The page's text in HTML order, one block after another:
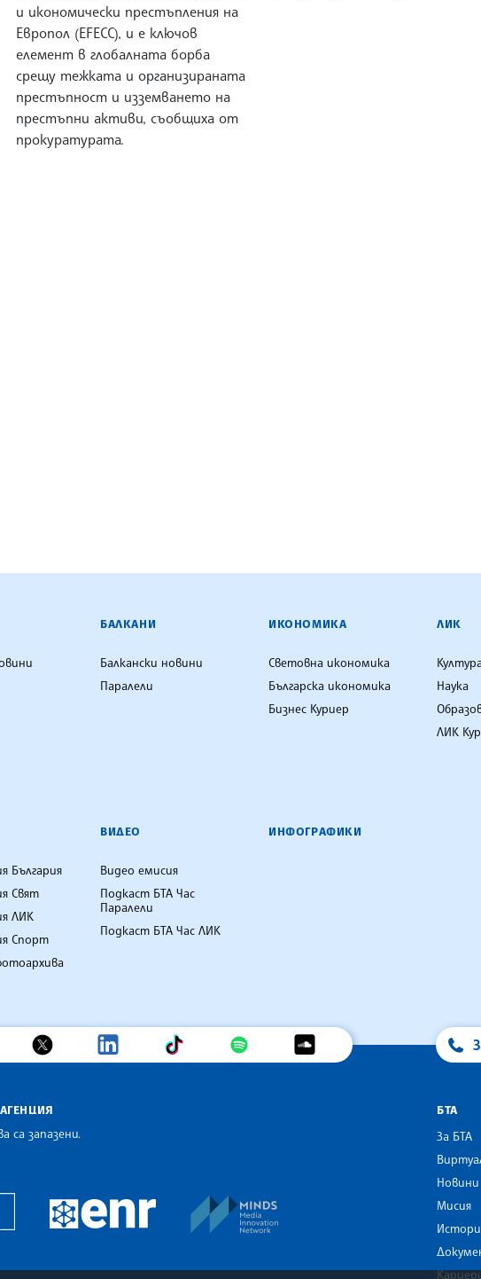
и икономически престъпления на
Европол (EFECC), и е ключов
елемент в глобалната борба
срещу тежката и организираната
престъпност и изземването на
престъпни активи, съобщиха от
прокуратурата.
АГЕНЦИЯ
БАЛКАНИ
Балкански новини
Паралели
ИКОНОМИКА
Световна икономика
Българска икономика
Бизнес Куриер
ЛИК
Култура
Наука
ЛИК
България
Свят
ЛИК
Спорт
ВИДЕО
Видео емисия
Подкаст БТА Час
Паралели
Подкаст БТА Час ЛИК
ИНФОГРАФИКИ
са запазени.
Balkan News Agencies Southeast Europe
European Alliance of News Agencies
European Newsroom MINDS Media Innovation Network
БТА
За БТА
Новини
Мисия